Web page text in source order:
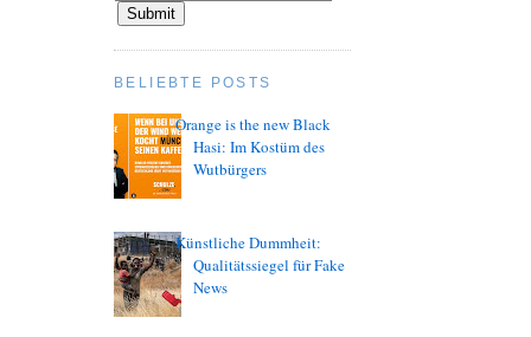
BELIEBTE POSTS
Orange is the new Black
Hasi: Im Kostüm des
Wutbürgers
Künstliche Dummheit:
Qualitätssiegel für Fake
News